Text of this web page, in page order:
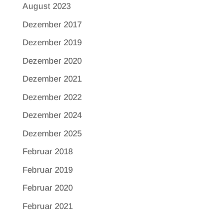
August 2023
Dezember 2017
Dezember 2019
Dezember 2020
Dezember 2021
Dezember 2022
Dezember 2024
Dezember 2025
Februar 2018
Februar 2019
Februar 2020
Februar 2021